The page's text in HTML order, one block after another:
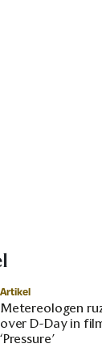
Artikel
Metereologen
over D-Day in
‘Pressure’